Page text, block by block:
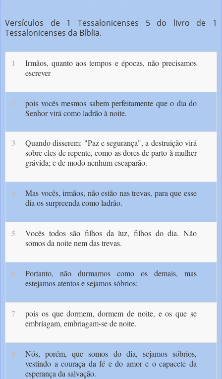
Versículos de 1 Tessalonicenses 5 do livro de 1
Tessalonicenses da Bíblia.
1
Irmãos, quanto aos tempos e épocas, não precisamos
escrever
2
pois vocês mesmos sabem perfeitamente que o dia do
Senhor virá como ladrão à noite.
3
Quando disserem: "Paz e segurança", a destruição virá
sobre eles de repente, como as dores de parto à mulher
grávida; e de modo nenhum escaparão.
4
Mas vocês, irmãos, não estão nas trevas, para que esse
dia os surpreenda como ladrão.
5
Vocês todos são filhos da luz, filhos do dia. Não
somos da noite nem das trevas.
6
Portanto, não durmamos como os demais, mas
estejamos atentos e sejamos sóbrios;
7
pois os que dormem, dormem de noite, e os que se
embriagam, embriagam-se de noite.
8
Nós, porém, que somos do dia, sejamos sóbrios,
vestindo a couraça da fé e do amor e o capacete da
esperança da salvação.